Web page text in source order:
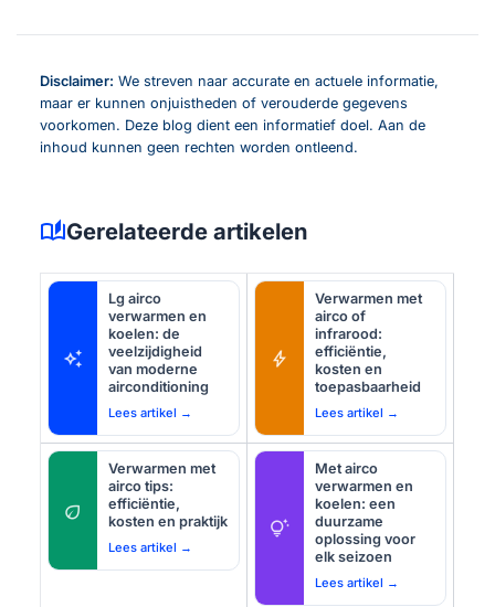
Disclaimer: We streven naar accurate en actuele informatie,
maar er kunnen onjuistheden of verouderde gegevens
voorkomen. Deze blog dient een informatief doel. Aan de
inhoud kunnen geen rechten worden ontleend.
auto_storiesGerelateerde artikelen
auto_awesome
Lg airco
verwarmen en
koelen: de
veelzijdigheid
van moderne
airconditioning
Lees artikel →
bolt
Verwarmen met
airco of
infrarood:
efficiëntie,
kosten en
toepasbaarheid
Lees artikel →
eco
Verwarmen met
airco tips:
efficiëntie,
kosten en praktijk
Lees artikel →
tips_and_updates
Met airco
verwarmen en
koelen: een
duurzame
oplossing voor
elk seizoen
Lees artikel →